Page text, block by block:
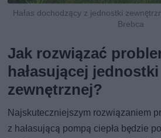
Hałas dochodzący z jednostki
Brebca
Jak rozwiązać
hałasującej jednostki
zewnętrznej?
Najskuteczniejszym rozwiązaniem
z hałasującą pompą ciepła będzie